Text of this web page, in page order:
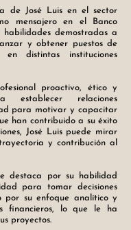
de José Luis en el sector
mensajero en el Banco
habilidades demostradas a
y obtener puestos de
distintas instituciones
proactivo, ético y
establecer relaciones
para motivar y capacitar
han contribuido a su éxito
José Luis puede mirar
y contribución al
destaca por su habilidad
para tomar decisiones
por su enfoque analítico y
financieros, lo que le ha
proyectos.